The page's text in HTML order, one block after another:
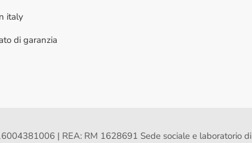
italy
di garanzia
| REA: RM 1628691 Sede sociale e laboratorio di